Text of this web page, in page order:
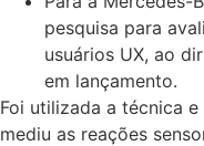
pesquisa para
usuários UX, ao
em lançamento.
Foi utilizada a técnica
mediu as reações